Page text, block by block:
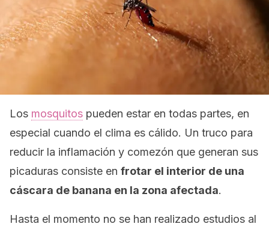
Los mosquitos pueden estar en todas partes, en
especial cuando el clima es cálido. Un truco para
reducir la inflamación y comezón que generan sus
picaduras consiste en frotar el interior de una
cáscara de banana en la zona afectada.
Hasta el momento no se han realizado estudios al